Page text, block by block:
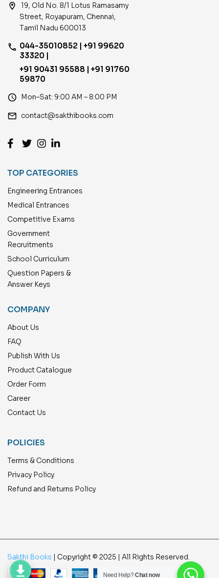
location_on
19, Old No. 8/1 Lotus Ramasamy
Street, Royapuram, Chennai,
Tamil Nadu 600013
phone 044-35010852 | +91 99620
33320 |
+91 90431 95588 | +91 91760
59870
access_time Mon–Sat: 9:00 AM – 8:00 PM
email contact@sakthibooks.com
TOP CATEGORIES
Engineering Entrances
Medical Entrances
Competitive Exams
Government
Recruitments
School Curriculum
Question Papers &
Answer Keys
COMPANY
About Us
FAQ
Publish With Us
Product Catalogue
Order Form
Career
Contact Us
POLICIES
Terms & Conditions
Privacy Policy
Refund and Returns Policy
Sakthi Books | Copyright © 2025 | All Rights Reserved.
Need Help?Chat now